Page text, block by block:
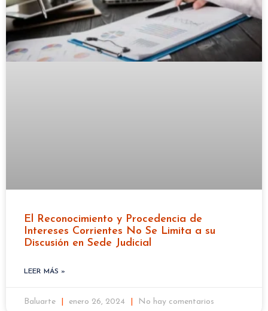
El Reconocimiento y Procedencia de
Intereses Corrientes No Se Limita a su
Discusión en Sede Judicial
LEER MÁS »
Baluarte enero 26, 2024 No hay comentarios